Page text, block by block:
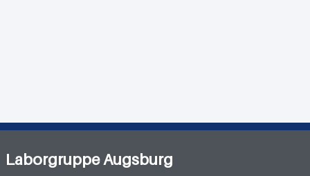
Laborgruppe Augsburg